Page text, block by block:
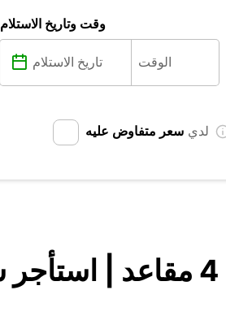
وقت وتاريخ الاستلام
لدي سعر متفاوض عليه